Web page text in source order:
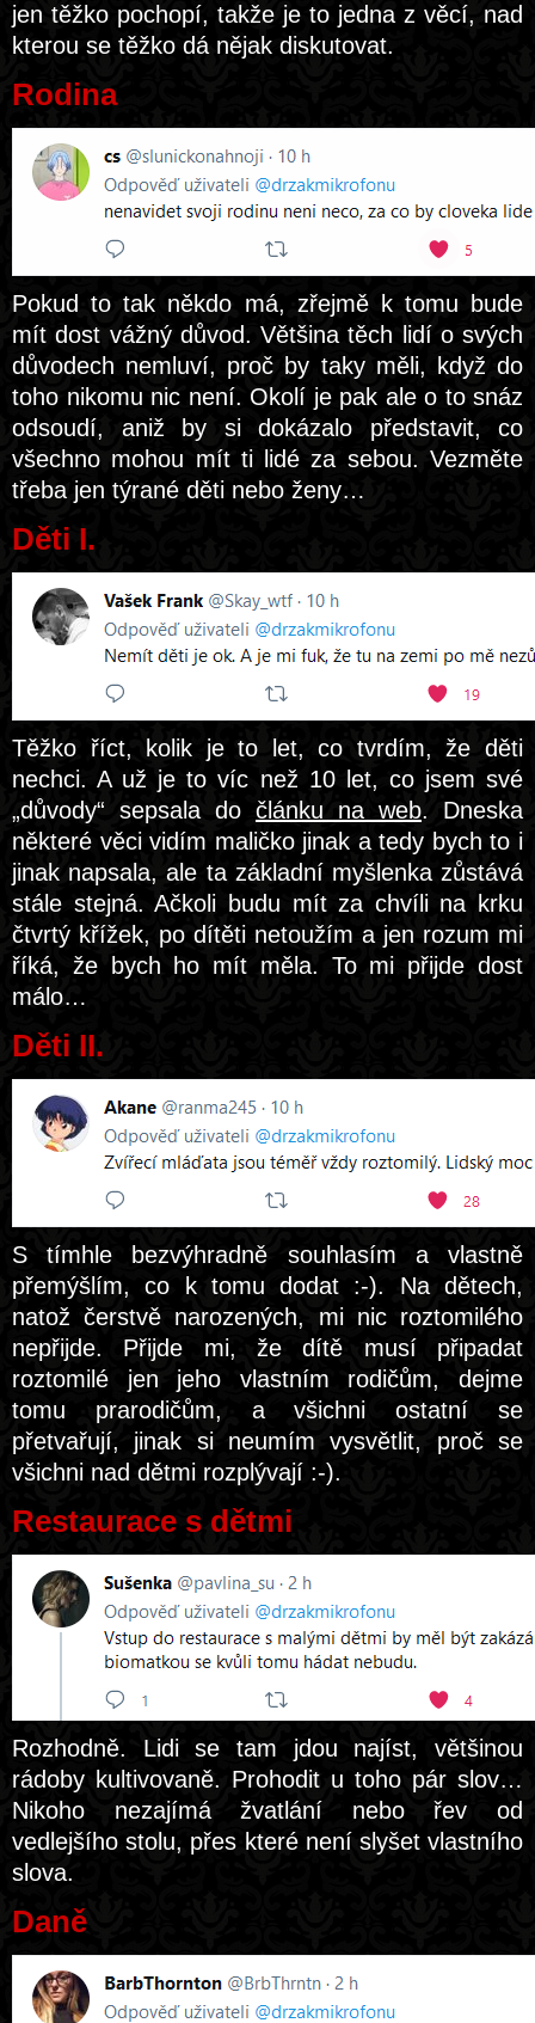
jen těžko pochopí, takže je to jedna z věcí, nad
kterou se těžko dá nějak diskutovat.
Rodina
Pokud to tak někdo má, zřejmě k tomu bude
mít dost vážný důvod. Většina těch lidí o svých
důvodech nemluví, proč by taky měli, když do
toho nikomu nic není. Okolí je pak ale o to snáz
odsoudí, aniž by si dokázalo představit, co
všechno mohou mít ti lidé za sebou. Vezměte
třeba jen týrané děti nebo ženy…
Děti I.
Těžko říct, kolik je to let, co tvrdím, že děti
nechci. A už je to víc než 10 let, co jsem své
„důvody“ sepsala do článku na web. Dneska
některé věci vidím maličko jinak a tedy bych to i
jinak napsala, ale ta základní myšlenka zůstává
stále stejná. Ačkoli budu mít za chvíli na krku
čtvrtý křížek, po dítěti netoužím a jen rozum mi
říká, že bych ho mít měla. To mi přijde dost
málo…
Děti II.
S tímhle bezvýhradně souhlasím a vlastně
přemýšlím, co k tomu dodat :-). Na dětech,
natož čerstvě narozených, mi nic roztomilého
nepřijde. Přijde mi, že dítě musí připadat
roztomilé jen jeho vlastním rodičům, dejme
tomu prarodičům, a všichni ostatní se
přetvařují, jinak si neumím vysvětlit, proč se
všichni nad dětmi rozplývají :-).
Restaurace s dětmi
Rozhodně. Lidi se tam jdou najíst, většinou
rádoby kultivovaně. Prohodit u toho pár slov…
Nikoho nezajímá žvatlání nebo řev od
vedlejšího stolu, přes které není slyšet vlastního
slova.
Daně